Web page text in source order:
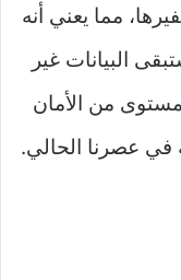
مما يعني أنه
البيانات غير
من الأمان
في عصرنا الحالي.